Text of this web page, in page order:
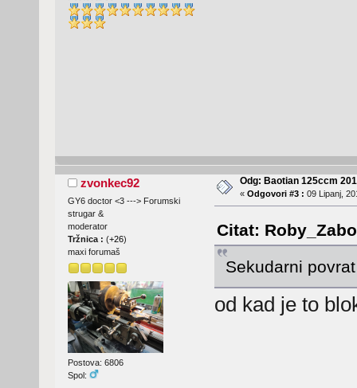
zvonkec92
GY6 doctor <3 ---> Forumski
strugar &
moderator
Tržnica : (+26)
maxi forumaš
Postova: 6806
Spol:
Odg: Baotian 125ccm
« Odgovori #3 : 09 Lipanj,
Citat:
Sekudarni
od kad je to